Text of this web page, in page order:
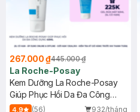
267.000 ₫445.000 ₫
La Roche-Posay
Kem Dưỡng La Roche-Posay
Giúp Phục Hồi Da Đa Công
Dụng 40ml
4.9 (56)
932/tháng